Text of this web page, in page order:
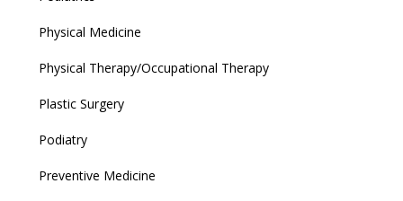
Physical Medicine
Physical Therapy/Occupational Therapy
Plastic Surgery
Podiatry
Preventive Medicine